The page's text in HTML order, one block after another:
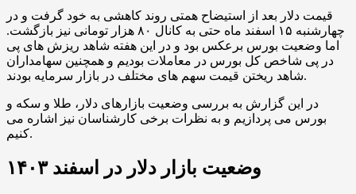
قیمت دلار بعد از استیضاح همتی روند کاهشی به خود گرفت و در
چهارشنبه ۱۵ اسفند ماه حتی به کانال ۸۰ هزار تومانی نیز بازگشت.
اما وضعیت بورس برعکس بود و در این هفته شاهد ریزش های پی
در پی شاخص کل بورس در معاملات بودیم و همچنین سهامداران
شاهد ریختن قیمت سهم های مختلف در بازار سرمایه بودند.
در این گزارش به بررسی وضعیت بازارهای دلار، طلا و سکه و
بورس می پردازیم و به نظرات برخی کارشناسان نیز اشاره می
کنیم.
وضعیت بازار دلار در اسفند ۱۴۰۳